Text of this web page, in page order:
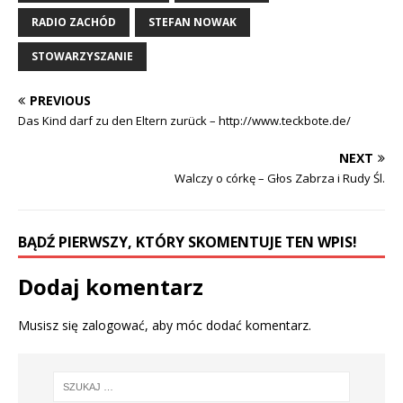
RADIO ZACHÓD STEFAN NOWAK
STOWARZYSZANIE
PREVIOUS
Das Kind darf zu den Eltern zurück – http://www.teckbote.de/
NEXT
Walczy o córkę – Głos Zabrza i Rudy Śl.
BĄDŹ PIERWSZY, KTÓRY SKOMENTUJE TEN WPIS!
Dodaj komentarz
Musisz się zalogować, aby móc dodać komentarz.